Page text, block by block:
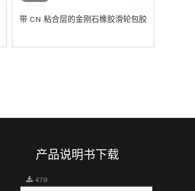
带 CN 粘合层的金刚石橡胶滑轮包胶
产品说明书下载
479